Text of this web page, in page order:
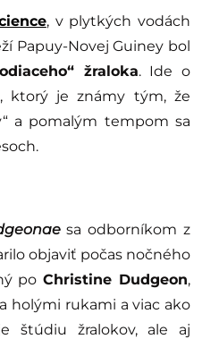
, v plytkých vodách
Papuy-Novej Guiney bol
žraloka. Ide o
ktorý je známy tým, že
a pomalým tempom sa
sa odborníkom z
objaviť počas nočného
poChristine Dudgeon,
holými rukami a viac ako
štúdiu žralokov, ale aj